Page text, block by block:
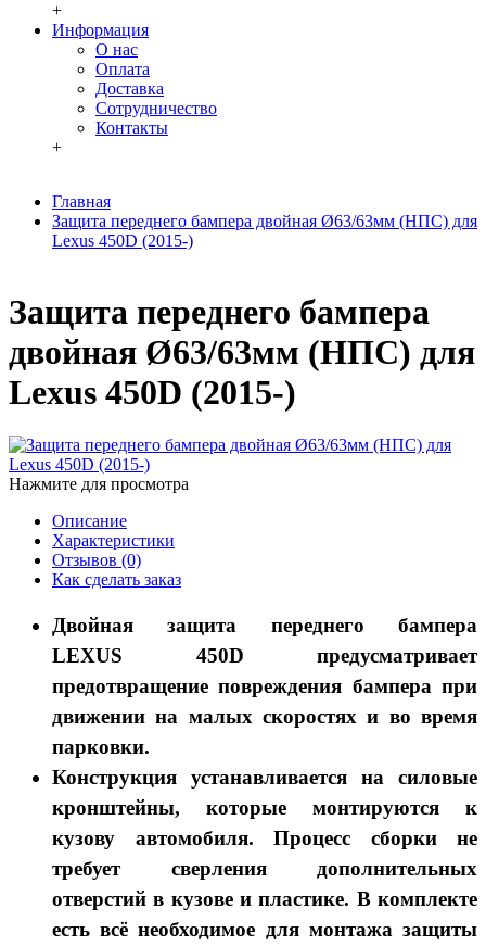
+
Информация
О нас
Оплата
Доставка
Сотрудничество
Контакты
+
Главная
Защита переднего бампера двойная Ø63/63мм (НПС) для
Lexus 450D (2015-)
Защита переднего бампера
двойная Ø63/63мм (НПС) для
Lexus 450D (2015-)
Нажмите для просмотра
Описание
Характеристики
Отзывов (0)
Как сделать заказ
Двойная защита переднего бампера
LEXUS 450D предусматривает
предотвращение повреждения бампера при
движении на малых скоростях и во время
парковки.
Конструкция устанавливается на силовые
кронштейны, которые монтируются к
кузову автомобиля. Процесс сборки не
требует сверления дополнительных
отверстий в кузове и пластике. В комплекте
есть всё необходимое для монтажа защиты